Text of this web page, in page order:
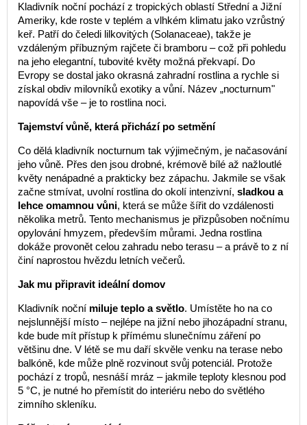
Kladivník noční pochází z tropických oblastí Střední a Jižní
Ameriky, kde roste v teplém a vlhkém klimatu jako vzrůstný
keř. Patří do čeledi lilkovitých (Solanaceae), takže je
vzdáleným příbuzným rajčete či bramboru – což při pohledu
na jeho elegantní, tubovité květy možná překvapí. Do
Evropy se dostal jako okrasná zahradní rostlina a rychle si
získal obdiv milovníků exotiky a vůní. Název „nocturnum"
napovídá vše – je to rostlina noci.
Tajemství vůně, která přichází po setmění
Co dělá kladivník nocturnum tak výjimečným, je načasování
jeho vůně. Přes den jsou drobné, krémově bílé až nažloutlé
květy nenápadné a prakticky bez zápachu. Jakmile se však
začne stmívat, uvolní rostlina do okolí intenzivní, sladkou a
lehce omamnou vůni, která se může šířit do vzdálenosti
několika metrů. Tento mechanismus je přizpůsoben nočnímu
opylování hmyzem, především můrami. Jedna rostlina
dokáže provonět celou zahradu nebo terasu – a právě to z ní
činí naprostou hvězdu letních večerů.
Jak mu připravit ideální domov
Kladivník noční miluje teplo a světlo. Umístěte ho na co
nejslunnější místo – nejlépe na jižní nebo jihozápadní stranu,
kde bude mít přístup k přímému slunečnímu záření po
většinu dne. V létě se mu daří skvěle venku na terase nebo
balkóně, kde může plně rozvinout svůj potenciál. Protože
pochází z tropů, nesnáší mráz – jakmile teploty klesnou pod
5 °C, je nutné ho přemístit do interiéru nebo do světlého
zimního skleníku.